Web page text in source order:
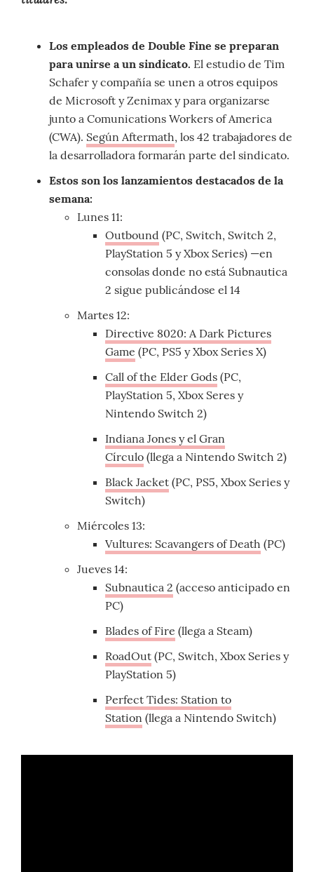
Los empleados de Double Fine se preparan
para unirse a un sindicato. El estudio de Tim
Schafer y compañía se unen a otros equipos
de Microsoft y Zenimax y para organizarse
junto a Comunications Workers of America
(CWA). Según Aftermath, los 42 trabajadores de
la desarrolladora formarán parte del sindicato.
Estos son los lanzamientos destacados de la
semana:
Lunes 11:
Outbound (PC, Switch, Switch 2,
PlayStation 5 y Xbox Series) —en
consolas donde no está Subnautica
2 sigue publicándose el 14
Martes 12:
Directive 8020: A Dark Pictures
Game (PC, PS5 y Xbox Series X)
Call of the Elder Gods (PC,
PlayStation 5, Xbox Seres y
Nintendo Switch 2)
Indiana Jones y el Gran
Círculo (llega a Nintendo Switch 2)
Black Jacket (PC, PS5, Xbox Series y
Switch)
Miércoles 13:
Vultures: Scavangers of Death (PC)
Jueves 14:
Subnautica 2 (acceso anticipado en
PC)
Blades of Fire (llega a Steam)
RoadOut (PC, Switch, Xbox Series y
PlayStation 5)
Perfect Tides: Station to
Station (llega a Nintendo Switch)